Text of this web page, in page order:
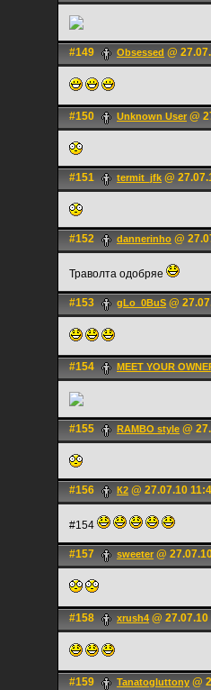
#149 Obsessed @
#150 Unknown User @
#151 termit_jfk @
#152 dannerinho @
Траволта одобряе
#153 gLo_0BuS @
#154 MEET YOUR
#155 RAMBO style @
#156 К2 @ 27.07.10
#154
#157 sweeter @
#158 xrush4 @ 27.07.10
#159 Tanatogluttony @